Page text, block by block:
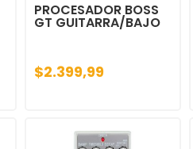
PROCESADOR BOSS
GT GUITARRA/BAJO
$2.399,99